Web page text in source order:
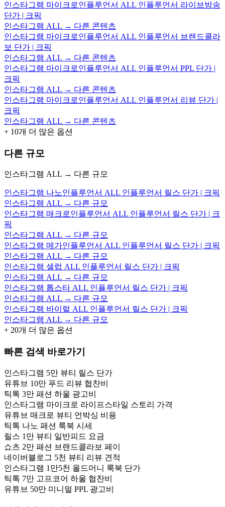
인스타그램 마이크로인플루언서 ALL 인플루언서 라이브방송
단가 | 크픽
인스타그램 ALL → 다른 콘텐츠
인스타그램 마이크로인플루언서 ALL 인플루언서 브랜드콜라
보 단가 | 크픽
인스타그램 ALL → 다른 콘텐츠
인스타그램 마이크로인플루언서 ALL 인플루언서 PPL 단가 |
크픽
인스타그램 ALL → 다른 콘텐츠
인스타그램 마이크로인플루언서 ALL 인플루언서 리뷰 단가 |
크픽
인스타그램 ALL → 다른 콘텐츠
+ 10개 더 많은 옵션
다른 규모
인스타그램 ALL → 다른 규모
인스타그램 나노인플루언서 ALL 인플루언서 릴스 단가 | 크픽
인스타그램 ALL → 다른 규모
인스타그램 매크로인플루언서 ALL 인플루언서 릴스 단가 | 크
픽
인스타그램 ALL → 다른 규모
인스타그램 메가인플루언서 ALL 인플루언서 릴스 단가 | 크픽
인스타그램 ALL → 다른 규모
인스타그램 셀럽 ALL 인플루언서 릴스 단가 | 크픽
인스타그램 ALL → 다른 규모
인스타그램 톱스타 ALL 인플루언서 릴스 단가 | 크픽
인스타그램 ALL → 다른 규모
인스타그램 바이럴 ALL 인플루언서 릴스 단가 | 크픽
인스타그램 ALL → 다른 규모
+ 20개 더 많은 옵션
빠른 검색 바로가기
인스타그램 5만 뷰티 릴스 단가
유튜브 10만 푸드 리뷰 협찬비
틱톡 3만 패션 하울 광고비
인스타그램 마이크로 라이프스타일 스토리 가격
유튜브 매크로 뷰티 언박싱 비용
틱톡 나노 패션 룩북 시세
릴스 1만 뷰티 일반피드 요금
쇼츠 2만 패션 브랜드콜라보 페이
네이버블로그 5천 뷰티 리뷰 견적
인스타그램 1만5천 올드머니 룩북 단가
틱톡 7만 고프코어 하울 협찬비
유튜브 50만 미니멀 PPL 광고비